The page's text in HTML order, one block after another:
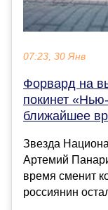
07:23, 30 Янв
Форвард на
покинет
ближайшее
Звезда
Артемий
время сменит
россиянин